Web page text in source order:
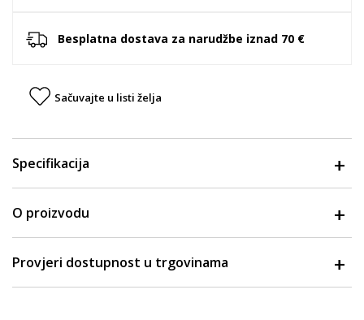
Besplatna dostava za narudžbe iznad 70 €
Sačuvajte u listi želja
Specifikacija
O proizvodu
Provjeri dostupnost u trgovinama